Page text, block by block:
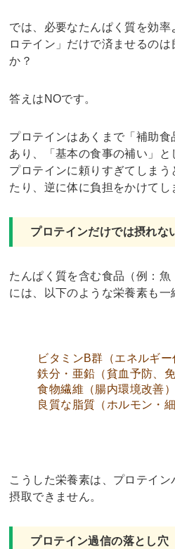
では、必要なたんぱく質を効
ロテイン」だけで済ませるのは
か？
答えはNOです。
プロテインはあくまで「補助
あり、「基本の食事の補い」と
プロテインに頼りすぎてしま
たり、逆に体に負担をかけてし
プロテインだけでは摂れな
たんぱく質を含む食品（例：魚
には、以下のような栄養素も一
ビタミンB群（エネルギー
鉄分・亜鉛（貧血予防、
食物繊維（腸内環境改善）
良質な脂質（ホルモン・
こうした栄養素は、プロテイ
摂取できません。
プロテイン過信の落とし穴